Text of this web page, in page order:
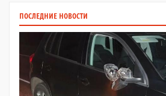
ПОСЛЕДНИЕ НОВОСТИ